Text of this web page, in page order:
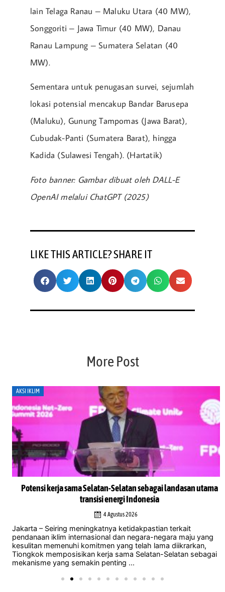
lain Telaga Ranau – Maluku Utara (40 MW),
Songgoriti – Jawa Timur (40 MW), Danau
Ranau Lampung – Sumatera Selatan (40
MW).
Sementara untuk penugasan survei, sejumlah
lokasi potensial mencakup Bandar Barusepa
(Maluku), Gunung Tampomas (Jawa Barat),
Cubudak-Panti (Sumatera Barat), hingga
Kadida (Sulawesi Tengah). (Hartatik)
Foto banner: Gambar dibuat oleh DALL-E
OpenAI melalui ChatGPT (2025)
LIKE THIS ARTICLE? SHARE IT
More Post
AKSI IKLIM
Potensi kerja sama Selatan-Selatan sebagai landasan utama
transisi energi Indonesia
4 Agustus 2026
Jakarta – Seiring meningkatnya ketidakpastian terkait
pendanaan iklim internasional dan negara-negara maju yang
kesulitan memenuhi komitmen yang telah lama diikrarkan,
Tiongkok memposisikan kerja sama Selatan-Selatan sebagai
mekanisme yang semakin penting ...